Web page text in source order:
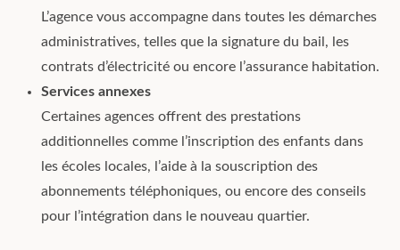
L’agence vous accompagne dans toutes les démarches
administratives, telles que la signature du bail, les
contrats d’électricité ou encore l’assurance habitation.
Services annexes
Certaines agences offrent des prestations
additionnelles comme l’inscription des enfants dans
les écoles locales, l’aide à la souscription des
abonnements téléphoniques, ou encore des conseils
pour l’intégration dans le nouveau quartier.